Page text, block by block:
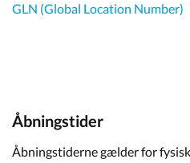
GLN (Global Location Number)
Åbningstider
Åbningstiderne gælder for